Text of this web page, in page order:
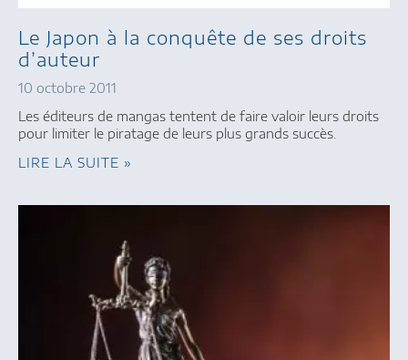
Le Japon à la conquête de ses droits
d’auteur
10 octobre 2011
Les éditeurs de mangas tentent de faire valoir leurs droits
pour limiter le piratage de leurs plus grands succès.
LIRE LA SUITE »